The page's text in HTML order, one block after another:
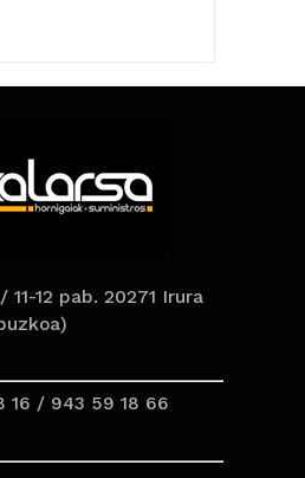
12 pab. 20271 Irura
16 / 943 59 18 66